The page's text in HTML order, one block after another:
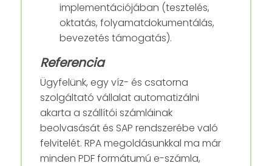
implementációjában (tesztelés,
oktatás, folyamatdokumentálás,
bevezetés támogatás).
Referencia
Ügyfelünk, egy víz- és csatorna
szolgáltató vállalat automatizálni
akarta a szállítói számláinak
beolvasását és SAP rendszerébe való
felvitelét. RPA megoldásunkkal ma már
minden PDF formátumú e-számla,